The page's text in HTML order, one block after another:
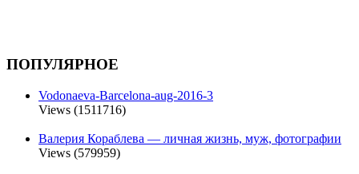
ПОПУЛЯРНОЕ
Vodonaeva-Barcelona-aug-2016-3
Views (1511716)
Валерия Кораблева — личная жизнь, муж, фотографии
Views (579959)